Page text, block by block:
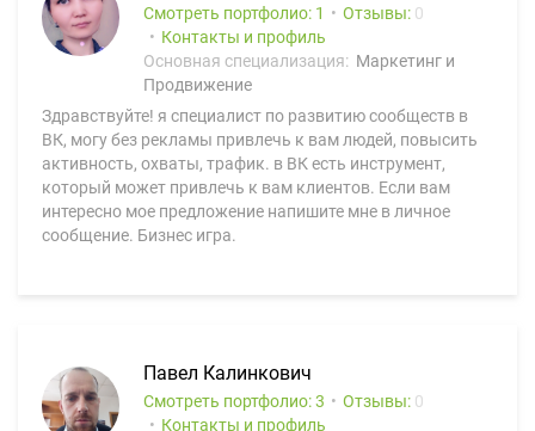
Смотреть портфолио: 1 Отзывы: 0
Контакты и профиль
Основная специализация: Маркетинг и
Продвижение
Здравствуйте! я специалист по развитию сообществ в
ВК, могу без рекламы привлечь к вам людей, повысить
активность, охваты, трафик. в ВК есть инструмент,
который может привлечь к вам клиентов. Если вам
интересно мое предложение напишите мне в личное
сообщение. Бизнес игра.
Павел Калинкович
Смотреть портфолио: 3 Отзывы: 0
Контакты и профиль